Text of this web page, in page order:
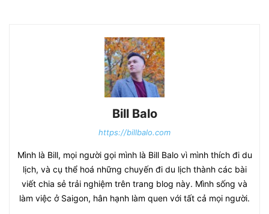
Bill Balo
https://billbalo.com
Mình là Bill, mọi người gọi mình là Bill Balo vì mình thích đi du
lịch, và cụ thể hoá những chuyến đi du lịch thành các bài
viết chia sẻ trải nghiệm trên trang blog này. Mình sống và
làm việc ở Saigon, hân hạnh làm quen với tất cả mọi người.